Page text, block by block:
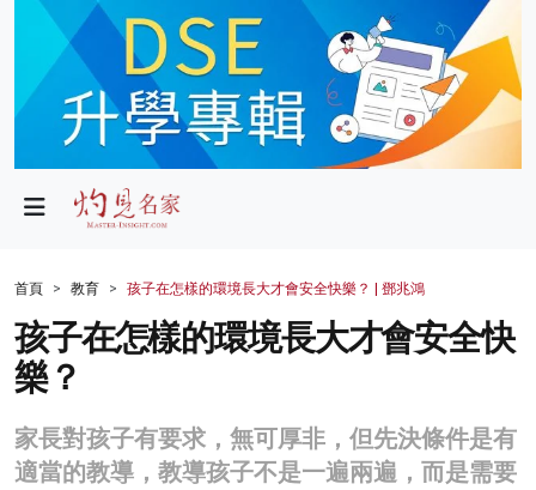
政局
財經
生活
健康
商業
科技
首頁 教育 孩子在怎樣的環境長大才會安全快樂？ | 鄧兆鴻
孩子在怎樣的環境長大才會安全快
樂？
家長對孩子有要求，無可厚非，但先決條件是有
適當的教導，教導孩子不是一遍兩遍，而是需要